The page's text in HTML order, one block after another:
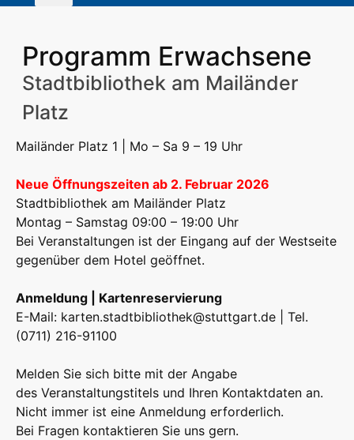
Programm Erwachsene
Stadtbibliothek am Mailänder
Platz
Mailänder Platz 1 | Mo – Sa 9 – 19 Uhr
Neue Öffnungszeiten ab 2. Februar 2026
Stadtbibliothek am Mailänder Platz
Montag – Samstag 09:00 – 19:00 Uhr
Bei Veranstaltungen ist der Eingang auf der Westseite
gegenüber dem Hotel geöffnet.
Anmeldung | Kartenreservierung
E-Mail: karten.stadtbibliothek@stuttgart.de | Tel.
(0711) 216-91100
Melden Sie sich bitte mit der Angabe
des Veranstaltungstitels und Ihren Kontaktdaten an.
Nicht immer ist eine Anmeldung erforderlich.
Bei Fragen kontaktieren Sie uns gern.